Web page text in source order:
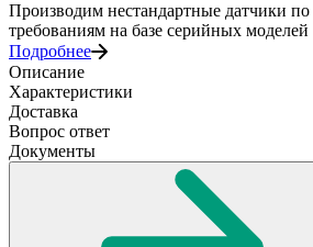
Производим нестандартные датчики
требованиям на базе серийных моделей
Подробнее
Описание
Характеристики
Доставка
Вопрос ответ
Документы